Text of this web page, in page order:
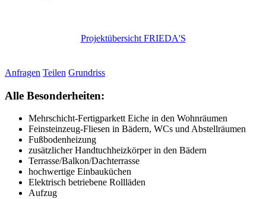
Projektübersicht FRIEDA'S
Anfragen Teilen Grundriss
Alle Besonderheiten:
Mehrschicht-Fertigparkett Eiche in den Wohnräumen
Feinsteinzeug-Fliesen in Bädern, WCs und Abstellräumen
Fußbodenheizung
zusätzlicher Handtuchheizkörper in den Bädern
Terrasse/Balkon/Dachterrasse
hochwertige Einbauküchen
Elektrisch betriebene Rollläden
Aufzug